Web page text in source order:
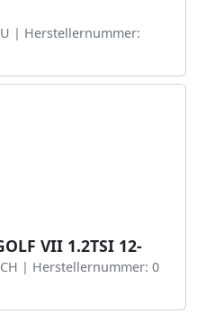
| Herstellernummer:
VII 1.2TSI 12-
| Herstellernummer: 0